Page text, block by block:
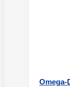
Omega-